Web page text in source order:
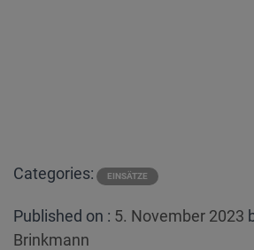
Categories: EINSÄTZE
Published on : Posted
5. November 2023
Brinkmann